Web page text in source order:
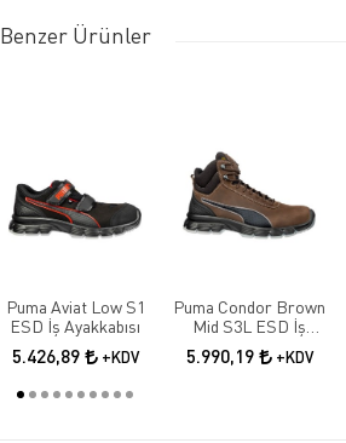
Benzer Ürünler
Puma Aviat Low S1
ESD İş Ayakkabısı
5.426,89 +KDV
Puma Condor Brown
Mid S3L ESD İş
Ayakkabısı
5.990,19 +KDV